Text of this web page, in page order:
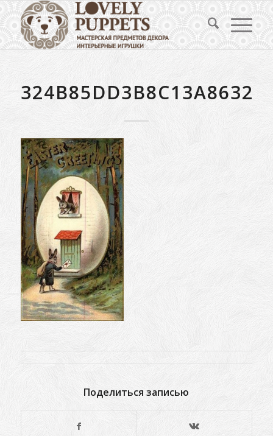
Поделиться записью